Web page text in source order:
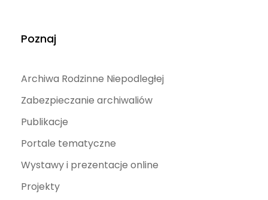
Poznaj
Archiwa Rodzinne Niepodległej
Zabezpieczanie archiwaliów
Publikacje
Portale tematyczne
Wystawy i prezentacje online
Projekty